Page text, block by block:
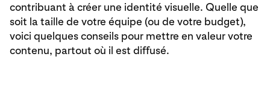
contribuant à créer une identité visuelle. Quelle que
soit la taille de votre équipe (ou de votre budget),
voici quelques conseils pour mettre en valeur votre
contenu, partout où il est diffusé.